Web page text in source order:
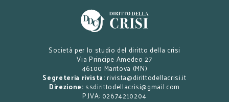
Società per lo studio del diritto della crisi
Via Principe Amedeo 27
46100 Mantova (MN)
Segreteria rivista: rivista@dirittodellacrisi.it
Direzione: ssdirittodellacrisi@gmail.com
P.IVA: 02674210204